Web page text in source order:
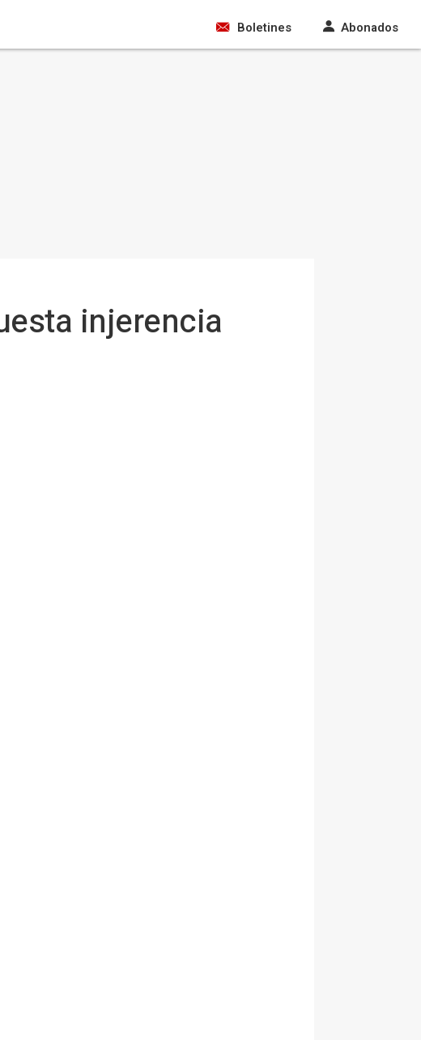
Boletines Abonados
injerencia